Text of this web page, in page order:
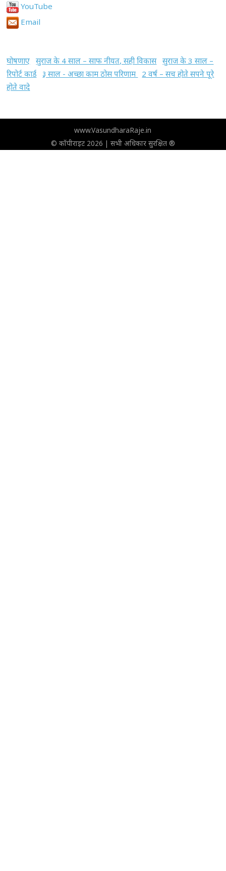
YouTube
Email
घोषणाए सुराज के 4 साल – साफ नीयत, सही विकास सुराज के 3 साल –
रिपोर्ट कार्ड
३ साल - अच्छा काम ठोस परिणाम
2 वर्ष – सच होते सपने पूरे
होते वादे
www.VasundharaRaje.in
© कॉपीराइट 2026 | सभी अधिकार सुरक्षित ®